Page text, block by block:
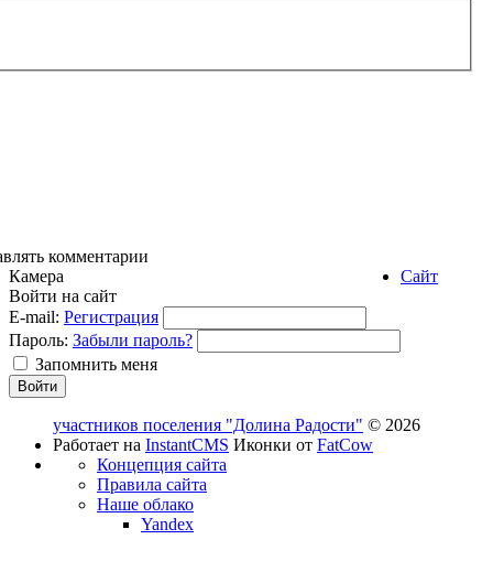
комментарии
Камера
Войти на сайт
E-mail: Регистрация
Пароль: Забыли пароль?
Запомнить меня
Сайт
участников поселения "Долина Радости" © 2026
Работает на InstantCMS Иконки от FatCow
Концепция сайта
Правила сайта
Наше облако
Yandex